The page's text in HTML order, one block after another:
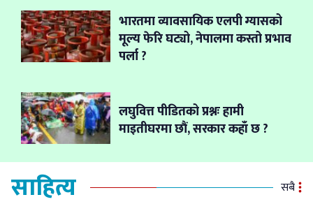
भारतमा व्यावसायिक एलपी ग्यासको
मूल्य फेरि घट्यो, नेपालमा कस्तो प्रभाव
पर्ला ?
लघुवित्त पीडितको प्रश्नः हामी
माइतीघरमा छौं, सरकार कहाँ छ ?
साहित्य सबै